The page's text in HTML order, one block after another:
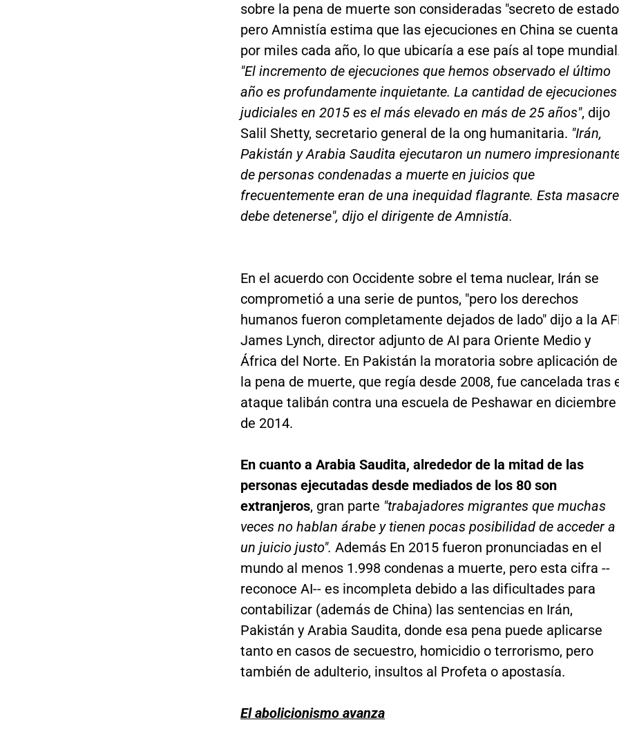
sobre la pena de muerte son consideradas "secreto de
pero Amnistía estima que las ejecuciones en China se
por miles cada año, lo que ubicaría a ese país al tope
"El incremento de ejecuciones que hemos observado el último
año es profundamente inquietante. La cantidad de ejecuciones
judiciales en 2015 es el más elevado en más de 25 años", dijo
Salil Shetty, secretario general de la ong humanitaria. "Irán,
Pakistán y Arabia Saudita ejecutaron un numero
de personas condenadas a muerte en juicios que
frecuentemente eran de una inequidad flagrante. Esta masacre
debe detenerse", dijo el dirigente de Amnistía.
En el acuerdo con Occidente sobre el tema nuclear, Irán se
comprometió a una serie de puntos, "pero los derechos
humanos fueron completamente dejados de lado" dijo a la
James Lynch, director adjunto de AI para Oriente Medio y
África del Norte. En Pakistán la moratoria sobre aplicación de
la pena de muerte, que regía desde 2008, fue cancelada tras
ataque talibán contra una escuela de Peshawar en diciembre
de 2014.
En cuanto a Arabia Saudita, alrededor de la mitad de las
personas ejecutadas desde mediados de los 80 son
extranjeros, gran parte "trabajadores migrantes que muchas
veces no hablan árabe y tienen pocas posibilidad de acceder a
un juicio justo". Además En 2015 fueron pronunciadas en el
mundo al menos 1.998 condenas a muerte, pero esta cifra --
reconoce AI-- es incompleta debido a las dificultades para
contabilizar (además de China) las sentencias en Irán,
Pakistán y Arabia Saudita, donde esa pena puede aplicarse
tanto en casos de secuestro, homicidio o terrorismo, pero
también de adulterio, insultos al Profeta o apostasía.
El abolicionismo avanza